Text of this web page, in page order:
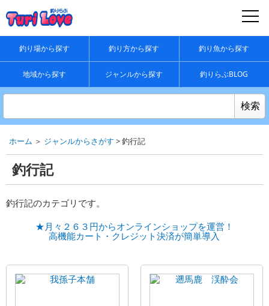
釣り場から探す 釣り方から探す 釣り魚から探す
地域から探す ジャンルから探す 釣りらぶBLOG
ホーム ＞ ジャンルからさがす > 釣行記
釣行記
釣行記のカテゴリです。
★月々２６３円からオンラインショップを運営！
高機能カート・クレジット決済が簡単導入